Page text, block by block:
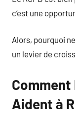
c’est une
Alors, pourquoi
un levier de
Comment
Aident à